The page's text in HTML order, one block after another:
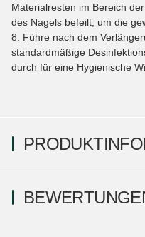
Materialresten im Bereich
des Nagels befeilt, um die
8. Führe nach dem
standardmäßige
durch für eine Hygienische